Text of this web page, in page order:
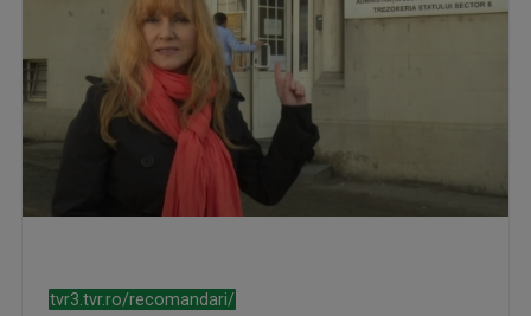
tvr3.tvr.ro/recomandari/